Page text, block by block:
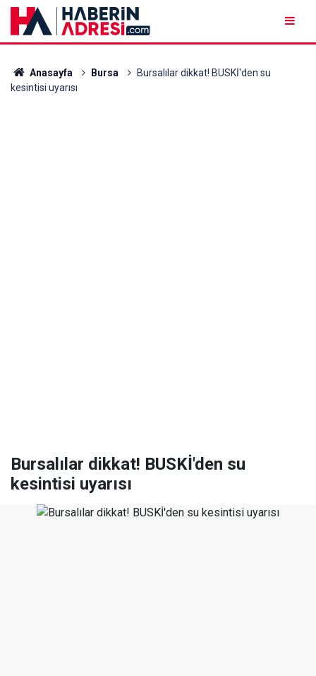
Anasayfa Bursa
Bursalılar dikkat! BUSKİ'den su
kesintisi uyarısı
Bursalılar dikkat! BUSKİ'den su
kesintisi uyarısı